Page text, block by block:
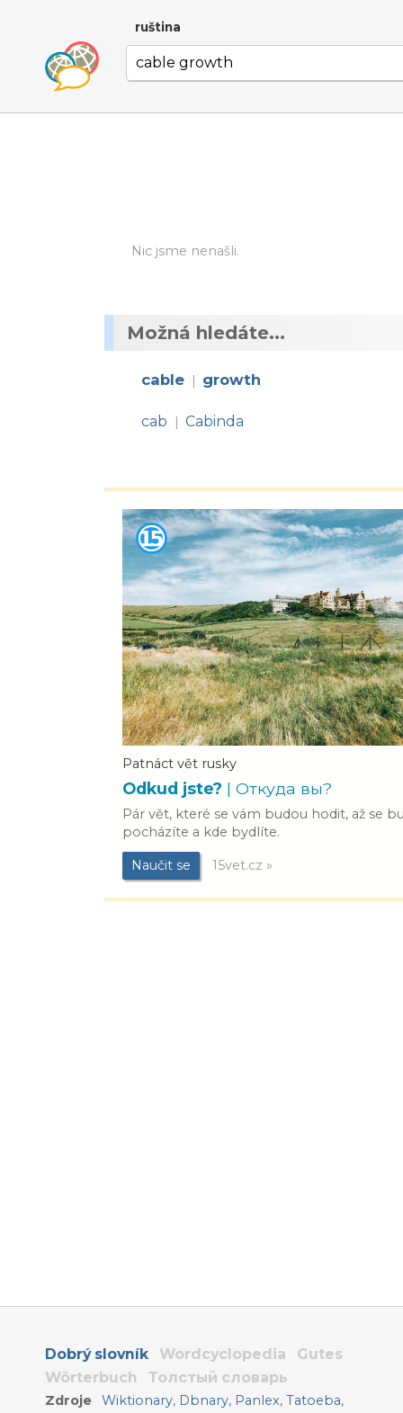
ruština
Nic jsme nenašli.
Možná hledáte...
cable | growth
cab | Cabinda
Patnáct vět rusky
Odkud jste? | Откуда вы?
Pár vět, které se vám budou hodit, až se
pocházíte a kde bydlíte.
Naučit se 15vet.cz »
Dobrý slovník Wordcyclopedia
Gutes
Wörterbuch
Толстый словарь
Zdroje Wiktionary, Dbnary, Panlex,Tatoeba,